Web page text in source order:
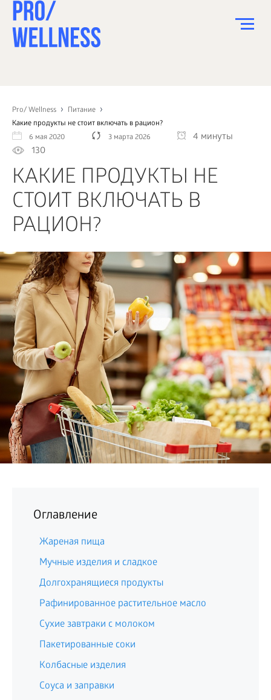
Pro/ Wellness
Питание
Какие продукты не стоит включать в рацион?
6 мая 2020
3 марта 2026
4 минуты
130
КАКИЕ ПРОДУКТЫ НЕ
СТОИТ ВКЛЮЧАТЬ В
РАЦИОН?
Оглавление
Жареная пища
Мучные изделия и сладкое
Долгохранящиеся продукты
Рафинированное растительное масло
Сухие завтраки с молоком
Пакетированные соки
Колбасные изделия
Соуса и заправки
СПОРТ
ЗДОРОВЬЕ
КРАСОТА
ПСИХОЛОГИЯ
ДЕТИ
ДОМ
КАК?
БИЗНЕС